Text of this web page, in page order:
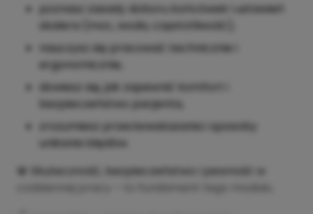
poznasz zasady doboru końcówek i ustawień
skalera (moc, woda, częstotliwość),
nauczysz się pracować technicznie i
ergonomicznie,
dowiesz się, jak zapewnić komfort i
bezpieczeństwo pacjenta,
zrozumiesz przeciwwskazania i sposoby
unikania błędów.
💎 Skuteczność, bezpieczeństwo i pewność w